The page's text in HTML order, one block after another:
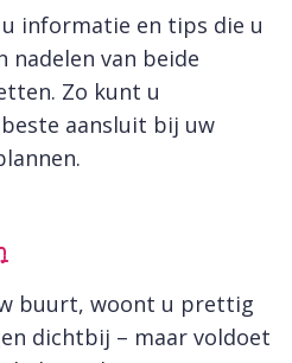
informatie en tips die u
nadelen van beide
Zo kunt u
aansluit bij uw
buurt, woont u prettig
dichtbij – maar voldoet